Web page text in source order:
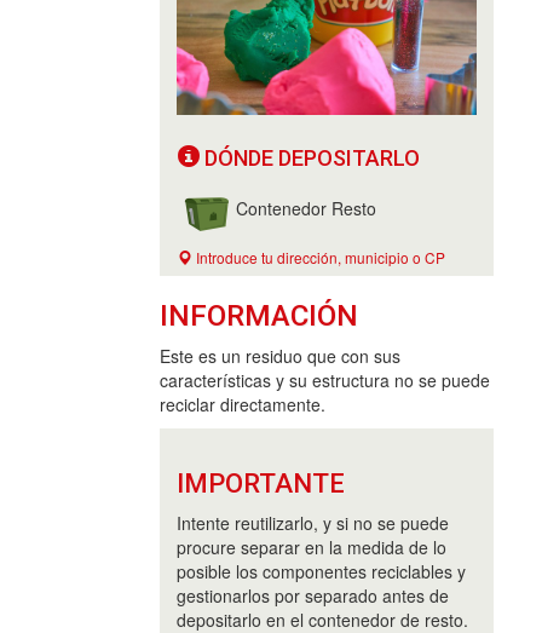
DÓNDE DEPOSITARLO
Contenedor Resto
Introduce tu dirección, municipio o CP
INFORMACIÓN
Este es un residuo que con sus
características y su estructura no se puede
reciclar directamente.
IMPORTANTE
Intente reutilizarlo, y si no se puede
procure separar en la medida de lo
posible los componentes reciclables y
gestionarlos por separado antes de
depositarlo en el contenedor de resto.